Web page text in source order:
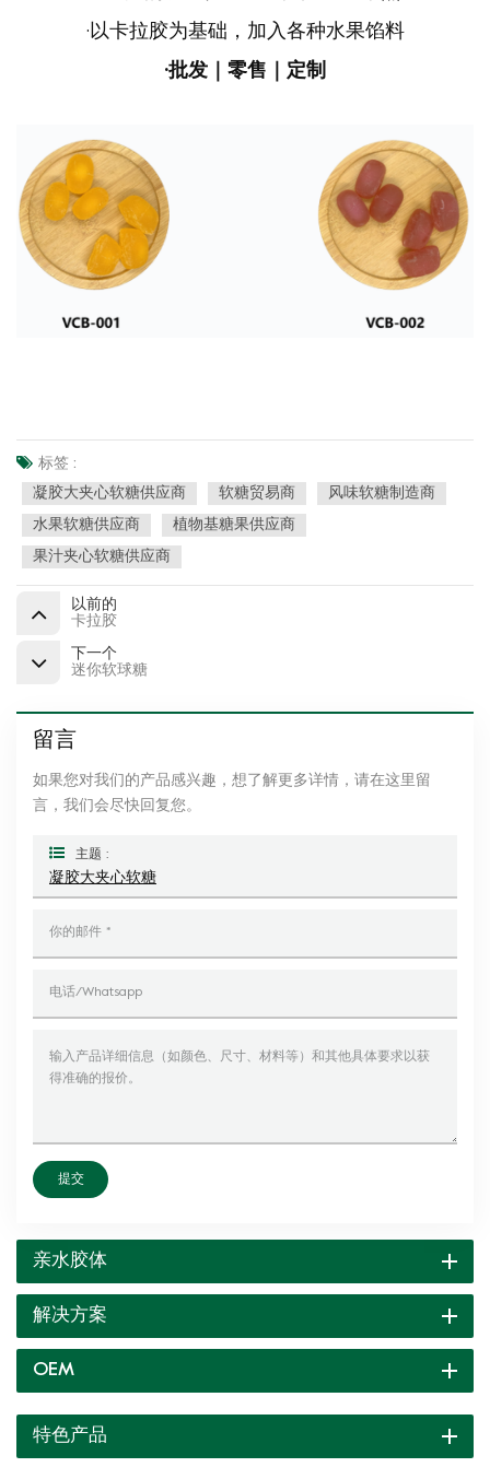
·以卡拉胶为基础，加入各种水果馅料
·批发｜零售｜定制
标签 :
凝胶大夹心软糖供应商 软糖贸易商 风味软糖制造商
水果软糖供应商 植物基糖果供应商
果汁夹心软糖供应商
以前的
卡拉胶
下一个
迷你软球糖
留言
如果您对我们的产品感兴趣，想了解更多详情，请在这里留
言，我们会尽快回复您。
主题 :
凝胶大夹心软糖
提交
亲水胶体
解决方案
OEM
特色产品